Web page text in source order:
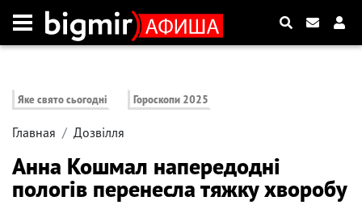
Яке свято сьогодні Гороскопи 2025
Главная Дозвілля
Анна Кошмал напередодні
пологів перенесла тяжку хворобу